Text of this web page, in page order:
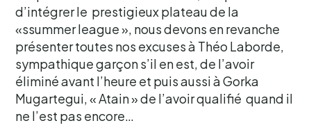
d’intégrer le prestigieux plateau de la
«ssummer league », nous devons en revanche
présenter toutes nos excuses à Théo Laborde,
sympathique garçon s’il en est, de l’avoir
éliminé avant l’heure et puis aussi à Gorka
Mugartegui, « Atain » de l’avoir qualifié quand il
ne l’est pas encore…